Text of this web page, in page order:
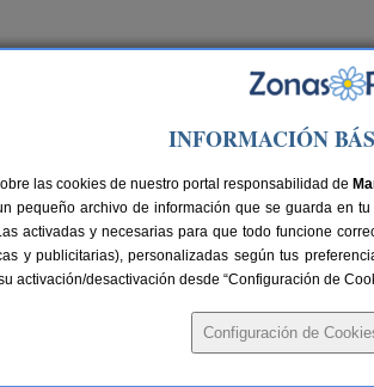
Ir a
Baleares
casas rurales con fechas libres en Baleares,
por internet, visita la sección dealojamientos con
INFORMACIÓN
las cookies de nuestro portal responsabilidad de
pequeño archivo de información que se guarda en
activadas y necesarias para que todo funcione
y publicitarias), personalizadas según tus
activación/desactivación desde “Configuración de